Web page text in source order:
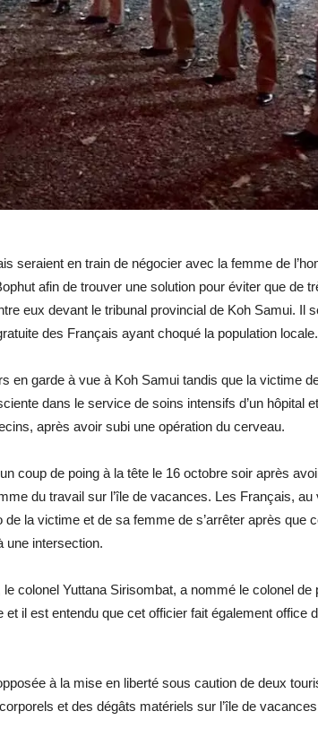
seraient en train de négocier avec la femme de
afin de trouver une solution pour éviter que de
eux devant le tribunal provincial de Koh Samui. Il
des Français ayant choqué la population locale.
en garde à vue à Koh Samui tandis que la victime
dans le service de soins intensifs d’un hôpital
après avoir subi une opération du cerveau.
coup de poing à la tête le 16 octobre soir après
du travail sur l’île de vacances. Les Français, au
la victime et de sa femme de s’arrêter après que
une intersection.
colonel Yuttana Sirisombat, a nommé le colonel de
et il est entendu que cet officier fait également office
à la mise en liberté sous caution de deux
et des dégâts matériels sur l’île de